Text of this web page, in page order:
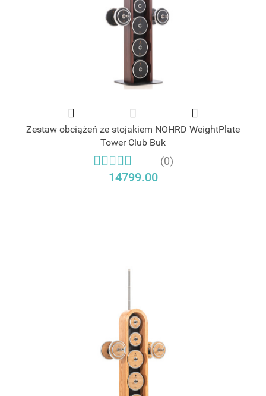
Zestaw obciążeń ze stojakiem NOHRD WeightPlate
Tower Club Buk
(0)
14799.00